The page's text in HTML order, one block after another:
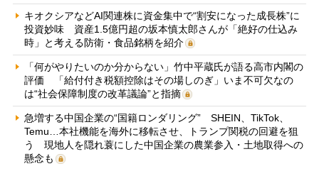
キオクシアなどAI関連株に資金集中で“割安になった成長株”に
投資妙味 資産1.5億円超の坂本慎太郎さんが「絶好の仕込み
時」と考える防衛・食品銘柄を紹介
「何がやりたいのか分からない」竹中平蔵氏が語る高市内閣の
評価 「給付付き税額控除はその場しのぎ」いま不可欠なの
は“社会保障制度の改革議論”と指摘
急増する中国企業の“国籍ロンダリング” SHEIN、TikTok、
Temu…本社機能を海外に移転させ、トランプ関税の回避を狙
う 現地人を隠れ蓑にした中国企業の農業参入・土地取得への
懸念も